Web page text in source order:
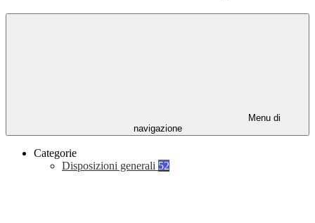
Menu di
navigazione
Categorie
Disposizioni generali 52